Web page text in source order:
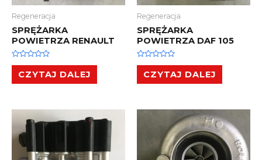
Regeneracja
SPRĘŻARKA
POWIETRZA RENAULT
Oceniono
na
5
CZYTAJ DALEJ
Regeneracja
SPRĘŻARKA
POWIETRZA DAF 105
Oceniono
na
5
CZYTAJ DALEJ